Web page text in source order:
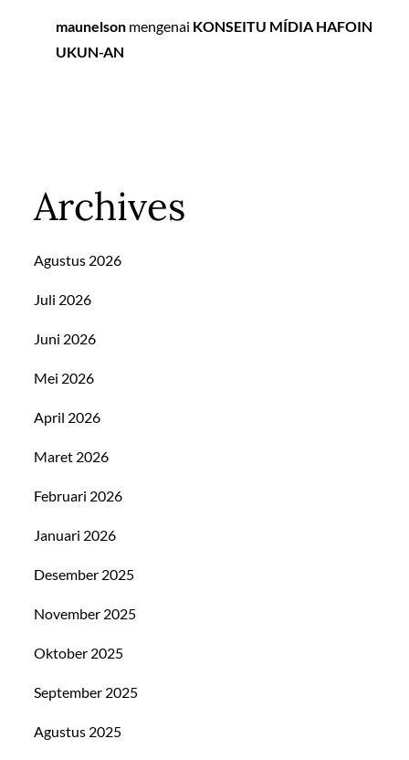
maunelson mengenai KONSEITU MÍDIA HAFOIN
UKUN-AN
Archives
Agustus 2026
Juli 2026
Juni 2026
Mei 2026
April 2026
Maret 2026
Februari 2026
Januari 2026
Desember 2025
November 2025
Oktober 2025
September 2025
Agustus 2025